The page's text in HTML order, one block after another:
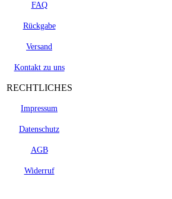
FAQ
Rückgabe
Versand
Kontakt zu uns
RECHTLICHES
Impressum
Datenschutz
AGB
Widerruf